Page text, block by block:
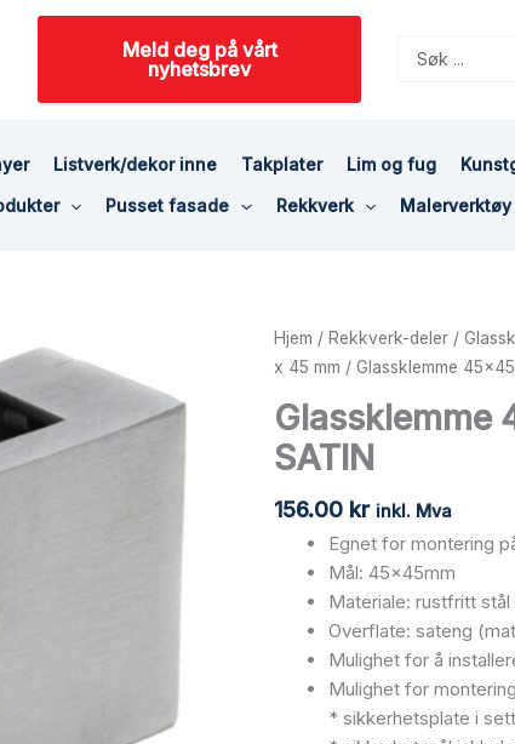
Meld deg på vårt
nyhetsbrev
Search
Listverk/dekor inne Takplater Lim og fug
Pusset fasade Rekkverk Malerverktøy
Hjem / Rekkverk-deler/
x 45 mm / Glassklemme
Glassklemme
SATIN
156.00 kr inkl. Mva
Egnet for montering
Mål: 45x45mm
Materiale: rustfritt stål
Overflate: sateng
Mulighet for å
Mulighet for
* sikkerhetsplate i
Glassklemme
45x45mm
flat,
AISI
SATIN
antall